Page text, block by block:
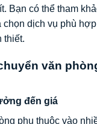
Bạn có thể tham
dịch vụ phù
thiết.
văn
đến giá
phụ thuộc vào